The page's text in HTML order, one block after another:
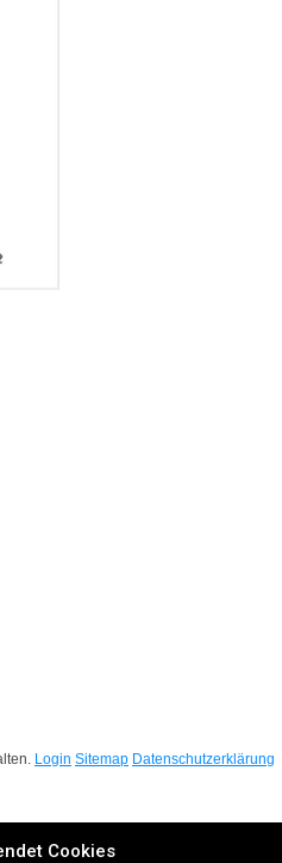
Login Sitemap Datenschutzerklärung
Cookies